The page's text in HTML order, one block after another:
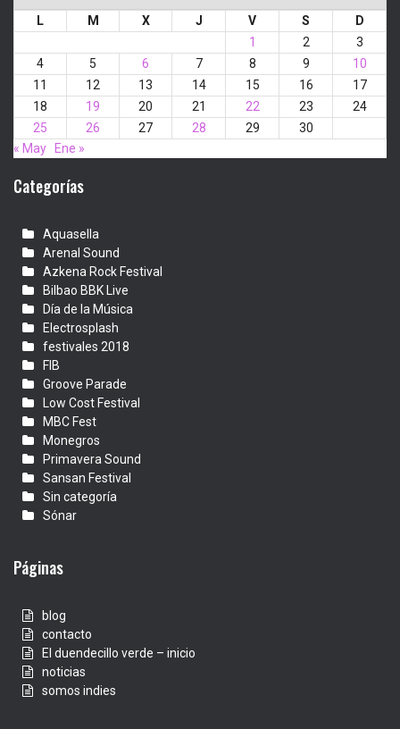
L
M X J V S
D
1
2
3
4
5 6 7 8 9
10
11
12 13 14 15 16
17
18
19 20 21 22 23
24
25
26 27 28 29
30
« May
Ene »
Categorías
Aquasella
Arenal Sound
Azkena Rock Festival
Bilbao BBK Live
Día de la Música
Electrosplash
festivales 2018
FIB
Groove Parade
Low Cost Festival
MBC Fest
Monegros
Primavera Sound
Sansan Festival
Sin categoría
Sónar
Páginas
blog
contacto
El duendecillo verde – inicio
noticias
somos indies